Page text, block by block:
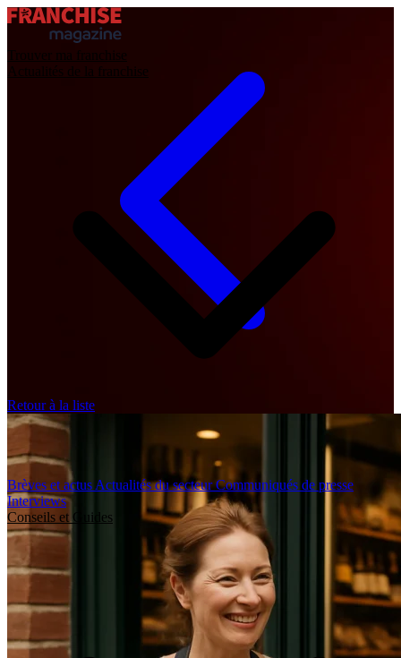
Trouver ma franchise
Actualités de la franchise
Brèves et actus Actualités du secteurCommuniqués de presse
Interviews
Conseils et Guides
Retour à la liste